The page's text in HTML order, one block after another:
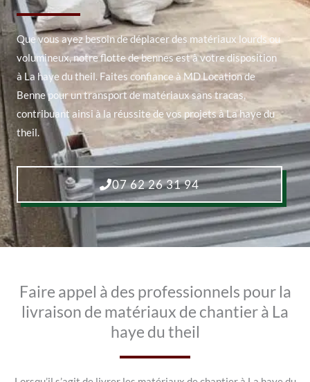
Que vous ayez besoin de déplacer des matériaux lourds ou
volumineux, notre flotte de bennes est à votre disposition
à La haye du theil. Faites confiance à MD Location de
Benne pour un transport de matériaux sans tracas,
contribuant ainsi à la réussite de vos projets à La haye du
theil.
07 62 26 31 94
Faire appel à des professionnels pour la
livraison de matériaux de chantier à La
haye du theil